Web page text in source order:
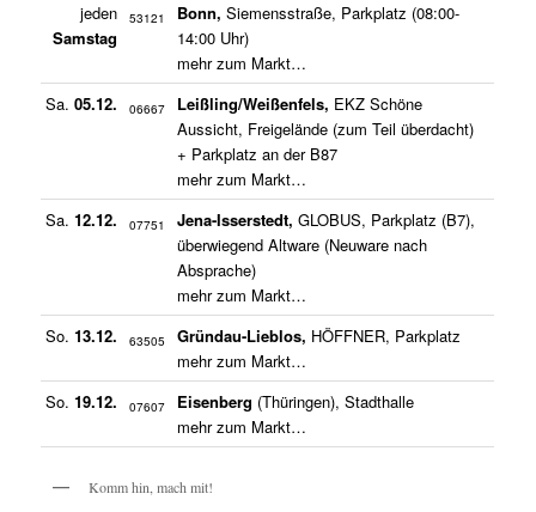
jeden
Samstag
53121 Bonn, Siemensstraße, Parkplatz (08:00-
14:00 Uhr)
mehr zum Markt…
Sa. 05.12. 06667 Leißling/Weißenfels, EKZ Schöne
Aussicht, Freigelände (zum Teil überdacht)
+ Parkplatz an der B87
mehr zum Markt…
Sa.12.12. 07751 Jena-Isserstedt, GLOBUS, Parkplatz (B7),
überwiegend Altware (Neuware nach
Absprache)
mehr zum Markt…
So.13.12. 63505 Gründau-Lieblos, HÖFFNER, Parkplatz
mehr zum Markt…
So.19.12. 07607 Eisenberg (Thüringen), Stadthalle
mehr zum Markt…
Komm hin, mach mit!